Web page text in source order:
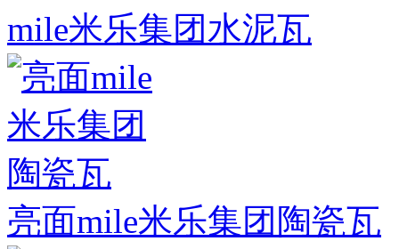
mile米乐集团水泥瓦
亮面mile米乐集团陶瓷瓦